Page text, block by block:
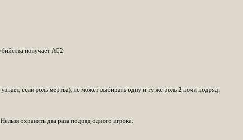
получает АС2.
если роль мертва), не может выбирать одну и ту же роль 2 ночи подряд.
охранять два раза подряд одного игрока.